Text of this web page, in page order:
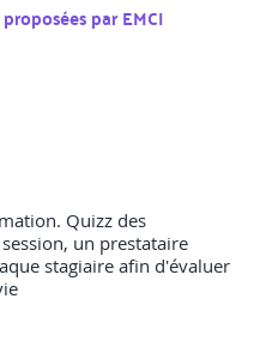
parEMCI
Quizz des
un prestataire
stagiaire afin d'évaluer